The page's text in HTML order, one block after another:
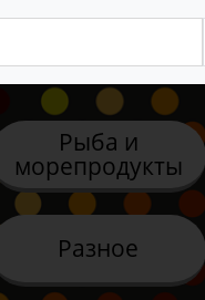
Рыба и
морепродукты
Разное